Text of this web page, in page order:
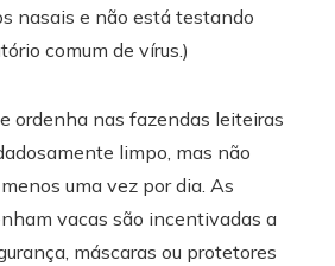
nasais e não está testando
comum de vírus.)
ordenha nas fazendas leiteiras
limpo, mas não
uma vez por dia. As
vacas são incentivadas a
máscaras ou protetores